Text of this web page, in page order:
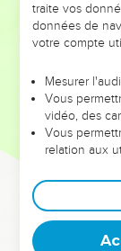
ET SI LEURS
leur foi ou leur
et les saisons
Dans cette
clés pour
deviennent
équipe, un
traite vos
données de
votre compte
Mesurer
Vous
vidéo, des
Vous
relation aux